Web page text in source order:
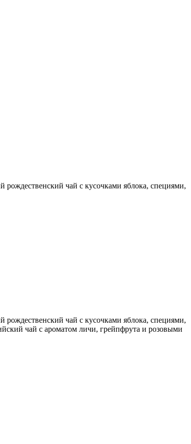
чай с кусочками яблока, специями,
чай с кусочками яблока, специями,
чай с ароматом личи, грейпфрута и розовыми